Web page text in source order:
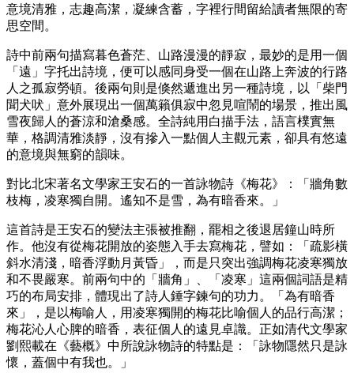
意境清雅，志趣高潔，凝練含蓄，字裡行間留給讀者無限的寄
思空間。
詩中前兩句描寫暮色蒼茫、山路漫漫的靜寂，最妙的是用一個
「遠」字托出詩境，便可以感同身受一個在山路上奔波的行路
人之孤寂勞頓。後兩句則是倏然遞進出另一種詩境，以「柴門
聞犬吠」意外展現出一個萬籟俱寂中忽見喧鬧的場景，推出風
雪夜歸人的蒼涼和滄桑感。全詩純用白描手法，語言樸實無
華，格調清雅淡靜，沒有摻入一點個人主觀元素，卻具有悠遠
的意境與無窮的韻味。
對比北宋著名文學家王安石的一首詠物詩《梅花》：「牆角數
枝梅，凌寒獨自開。遙知不是雪，為有暗香來。」
這首詩是王安石的變法主張被推翻，罷相之後退居鐘山時所
作。他沒有從梅花開放的姿態入手去寫梅花，譬如：「疏影橫
斜水清淺，暗香浮動月黃昏」，而是只突出強調梅花凌寒獨放
和不畏嚴寒。前兩句中的「牆角」、「凌寒」這兩個詞語是精
巧的布局安排，體現出了詩人錘字鍊句的功力。「為有暗香
來」，是以梅喻人，用凌寒獨開的梅花比喻個人的品行高潔；
梅花沁人心脾的暗香，表征個人的遠見卓識。正如清代文學家
劉熙載在《藝概》中所說詠物詩的特點是：「詠物隱然只是詠
懷，蓋個中有我也。」